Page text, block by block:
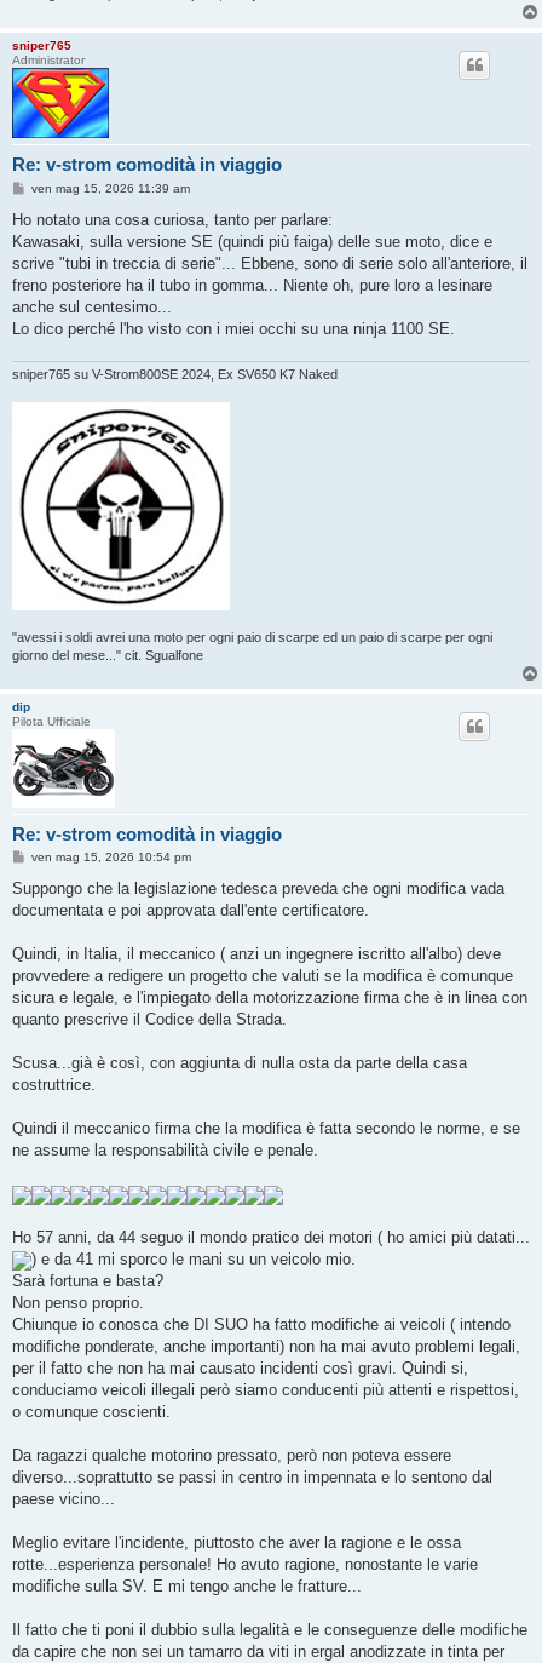
sniper765
Administrator
Re: v-strom comodità in viaggio
M
s
a
g
i
o
ven mag 15, 2026 11:39 am
Ho notato una cosa curiosa, tanto per parlare:
Kawasaki, sulla versione SE (quindi più faiga) delle sue moto, dice e
scrive "tubi in treccia di serie"... Ebbene, sono di serie solo all'anteriore, il
freno posteriore ha il tubo in gomma... Niente oh, pure loro a lesinare
anche sul centesimo...
Lo dico perché l'ho visto con i miei occhi su una ninja 1100 SE.
sniper765 su V-Strom800SE 2024, Ex SV650 K7 Naked
"avessi i soldi avrei una moto per ogni paio di scarpe ed un paio di scarpe per ogni
giorno del mese..." cit. Sgualfone
dip
Pilota Ufficiale
Re: v-strom comodità in viaggio
M
s
s
a
i
o
ven mag 15, 2026 10:54 pm
Suppongo che la legislazione tedesca preveda che ogni modifica vada
documentata e poi approvata dall'ente certificatore.
Quindi, in Italia, il meccanico ( anzi un ingegnere iscritto all'albo) deve
provvedere a redigere un progetto che valuti se la modifica è comunque
sicura e legale, e l'impiegato della motorizzazione firma che è in linea con
quanto prescrive il Codice della Strada.
Scusa...già è così, con aggiunta di nulla osta da parte della casa
costruttrice.
Quindi il meccanico firma che la modifica è fatta secondo le norme, e se
ne assume la responsabilità civile e penale.
Ho 57 anni, da 44 seguo il mondo pratico dei motori ( ho amici più datati...
) e da 41 mi sporco le mani su un veicolo mio.
Sarà fortuna e basta?
Non penso proprio.
Chiunque io conosca che DI SUO ha fatto modifiche ai veicoli ( intendo
modifiche ponderate, anche importanti) non ha mai avuto problemi legali,
per il fatto che non ha mai causato incidenti così gravi. Quindi si,
conduciamo veicoli illegali però siamo conducenti più attenti e rispettosi,
o comunque coscienti.
Da ragazzi qualche motorino pressato, però non poteva essere
diverso...soprattutto se passi in centro in impennata e lo sentono dal
paese vicino...
Meglio evitare l'incidente, piuttosto che aver la ragione e le ossa
rotte...esperienza personale! Ho avuto ragione, nonostante le varie
modifiche sulla SV. E mi tengo anche le fratture...
Il fatto che ti poni il dubbio sulla legalità e le conseguenze delle modifiche
da capire che non sei un tamarro da viti in ergal anodizzate in tinta per